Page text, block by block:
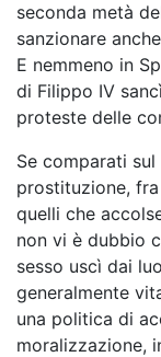
seconda metà
sanzionare
E nemmeno in
di Filippo IV
proteste delle
Se comparati
prostituzione,
quelli che
non vi è dubbio
sesso uscì dai
generalmente
una politica di
moralizzazione,